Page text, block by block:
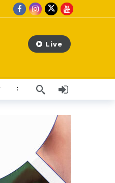
Live
वेब स्टोरी अन्य खबर